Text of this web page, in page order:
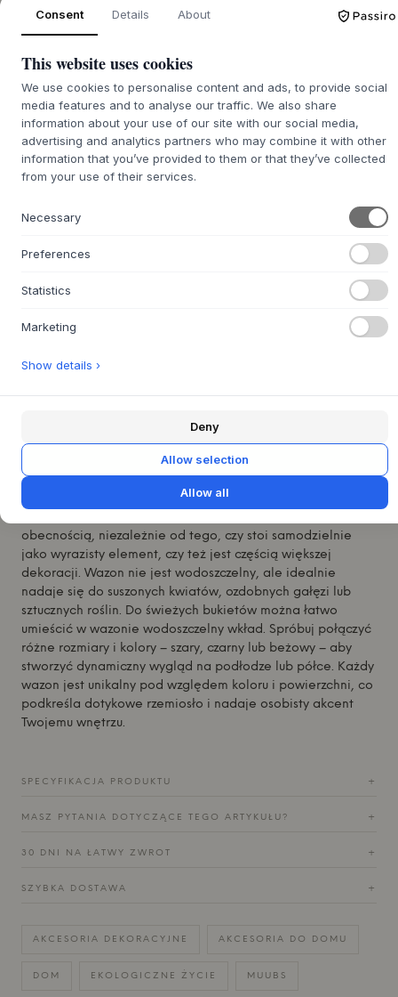
Ø35xH60
ROZMIAR:Ø25XH18 CM
DODAJ DO KOSZYKA
Czas realizacji zamówienia
zwrotnego ok. 9-21 dni
, zaprojektowany przez Birgitte
Rømer, to piękna interpretacja surowego piękna natury.
Każdy wazon jest ręcznie wykonany z terakoty i prezentuje
organiczną sylwetkę, przypominającą powierzchnię
procesu, podczas którego nakładana jest farba, a
palnikiem gazowym. Tworzy to rustykalną, kraterową
powierzchnię z małymi wypukłościami, nadając każdemu
Luna Jar żywy i rzeźbiarski wyraz. Dodaje on pomieszczeniu
głębi i poczucia spokojnej, nordyckiej estetyki.
obecnością, niezależnie od tego, czy stoi samodzielnie
jako wyrazisty element, czy też jest częścią większej
dekoracji. Wazon nie jest wodoszczelny, ale idealnie
nadaje się do suszonych kwiatów, ozdobnych gałęzi lub
sztucznych roślin. Do świeżych bukietów można łatwo
umieścić w wazonie wodoszczelny wkład. Spróbuj połączyć
różne rozmiary i kolory – szary, czarny lub beżowy – aby
stworzyć dynamiczny wygląd na podłodze lub półce. Każdy
wazon jest unikalny pod względem koloru i powierzchni, co
podkreśla dotykowe rzemiosło i nadaje osobisty akcent
Twojemu wnętrzu.
SPECYFIKACJA PRODUKTU +
MASZ PYTANIA DOTYCZĄCE TEGO ARTYKUŁU? +
30 DNI NA ŁATWY ZWROT +
SZYBKA DOSTAWA +
AKCESORIA DEKORACYJNE AKCESORIA DO DOMU
DOM EKOLOGICZNE ŻYCIE MUUBS
Consent Details About
This website uses cookies
We use cookies to personalise content and ads, to provide social
media features and to analyse our traffic. We also share
information about your use of our site with our social media,
advertising and analytics partners who may combine it with other
information that you’ve provided to them or that they’ve collected
from your use of their services.
Necessary
Preferences
Statistics
Marketing
Show details ›
Deny
Allow selection
Allow all